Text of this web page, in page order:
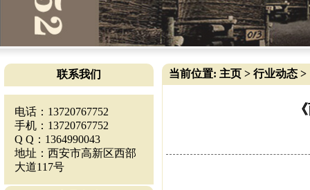
联系我们
电话：13720767752
手机：13720767752
Q Q：1364990043
地址：西安市高新区西部
大道117号
当前位置: 主页 > 行业动态 >